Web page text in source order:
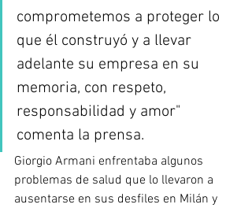
comprometemos a proteger lo
que él construyó y a llevar
adelante su empresa en su
memoria, con respeto,
responsabilidad y amor"
comenta la prensa.
Giorgio Armani enfrentaba algunos
problemas de salud que lo llevaron a
ausentarse en sus desfiles en Milán y